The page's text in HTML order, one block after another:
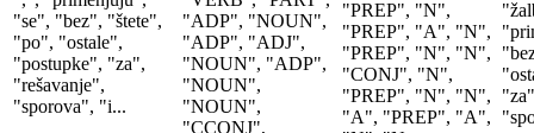
"se", "bez", "štete",
"po", "ostale",
"postupke", "za",
"rešavanje",
"sporova", "i...
"ADP", "NOUN",
"ADP", "ADJ",
"NOUN", "ADP",
"NOUN",
"NOUN",
"CCONJ",
"PREP", "N",
"PREP", "A", "N",
"PREP", "N", "N",
"CONJ", "N",
"PREP", "N", "N",
"A", "PREP", "A",